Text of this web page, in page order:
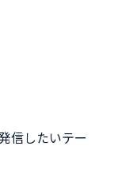
信したいテー